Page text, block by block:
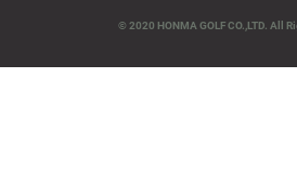
© 2020 HONMA GOLF CO.,LTD. All